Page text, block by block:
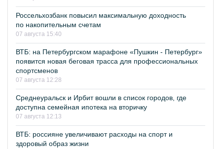
Россельхозбанк повысил максимальную доходность
по накопительным счетам
07 августа 15:40
ВТБ: на Петербургском марафоне «Пушкин - Петербург»
появится новая беговая трасса для профессиональных
спортсменов
07 августа 12:28
Среднеуральск и Ирбит вошли в список городов, где
доступна семейная ипотека на вторичку
07 августа 12:13
ВТБ: россияне увеличивают расходы на спорт и
здоровый образ жизни